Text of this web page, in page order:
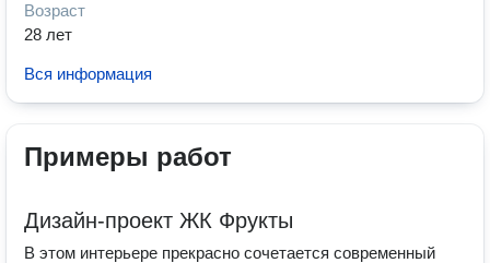
Возраст
28 лет
Вся информация
Примеры работ
Дизайн-проект ЖК Фрукты
В этом интерьере прекрасно сочетается современный